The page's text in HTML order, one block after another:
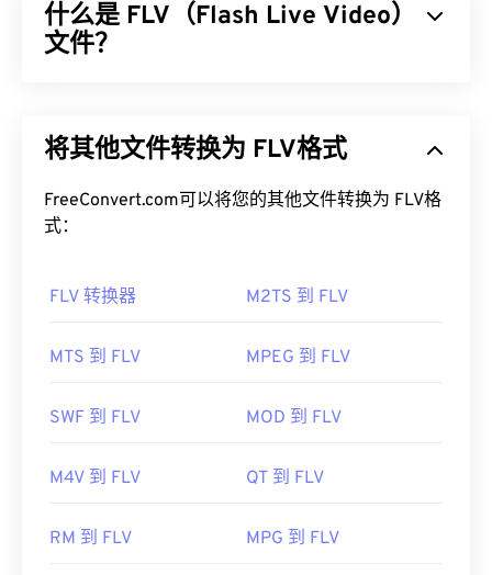
UMTS 是一项移动技术，因此 3GP 格式允许 UMTS
网络上的手机通过高速无线连接捕获、保存、传送和
打开 3GP 的最佳应用程序是 AppleQuickTime
然 3GP 是为移动设备设计的，但该文件格式在大多
数操作系统上都可以轻松打开，包括 Linux、Mac 和
3GP 是一种灵活的文件格式，支持通过 3GPP
本 (Timed Text)
提供字幕和副标题。它不支持交互式
如AutoGK。为了提高非移动设备观看时的视频质
开发者： 第三代合作伙伴计划（3GPP）
首次发行：
https://en.wikipedia.org/wiki/3GP_and_3G2
什么是 FLV（Flash Live Video）
文件？
量、同步良好的多媒体内容。它也是一个媒体容器，
准ISO/IEC 14496-12:2008（也称为 ISO 基础媒体
文件格式），该标准具有灵活性和独立性的优势。
如何打开 FLV 文件？
Creative Cloud
(Animate CC) 和Flash）中打开。在
支持章节或字幕，但支持元数据标签。
品中打开。其他可以打开 FLV 的程序包括
将其他文件转换为 FLV格式
FreeConvert.com可以将您的其他文件转换为 FLV格
式：
FLV 转换器 M2TS 到 FLV
MTS 到 FLV MPEG 到 FLV
SWF 到 FLV MOD 到 FLV
M4V 到 FLV QT 到 FLV
RM 到 FLV MPG 到 FLV